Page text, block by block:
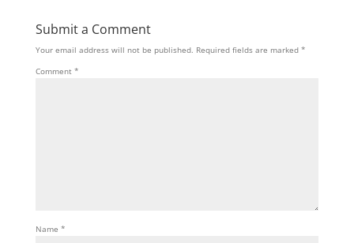
Submit a Comment
Your email address will not be published. Required fields are marked *
Comment *
Name *